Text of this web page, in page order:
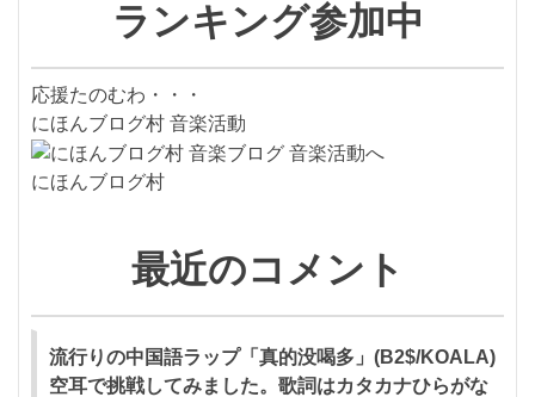
ランキング参加中
応援たのむわ・・・
にほんブログ村 音楽活動
にほんブログ村
最近のコメント
流行りの中国語ラップ「真的没喝多」(B2$/KOALA)
空耳で挑戦してみました。歌詞はカタカナひらがな